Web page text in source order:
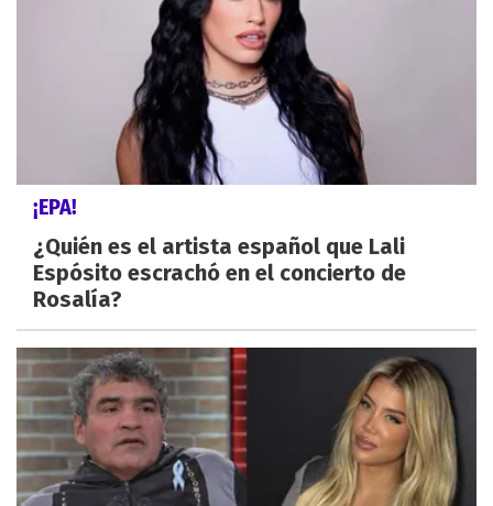
¡EPA!
¿Quién es el artista español que Lali
Espósito escrachó en el concierto de
Rosalía?